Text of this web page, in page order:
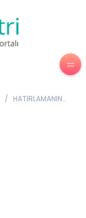
/ HATIRLAMANIN